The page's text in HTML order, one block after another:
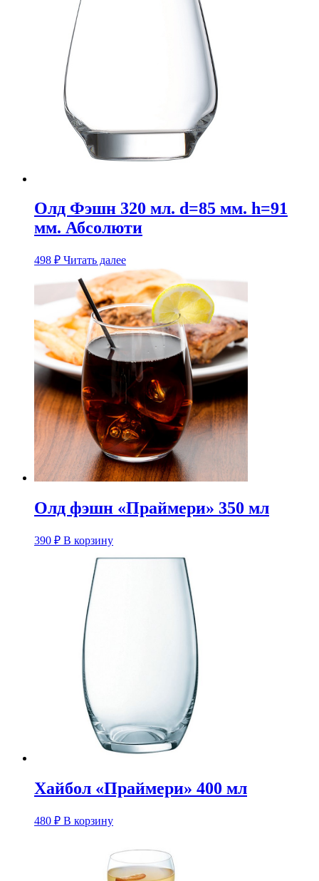
Олд Фэшн 320 мл. d=85 мм. h=91
мм. Абсолюти
498 ₽ Читать далее
Олд фэшн «Праймери» 350 мл
390 ₽ В корзину
Хайбол «Праймери» 400 мл
480 ₽ В корзину